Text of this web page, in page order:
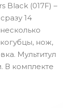
Black (017F) –
14
нож,
Мультитул
В комплекте